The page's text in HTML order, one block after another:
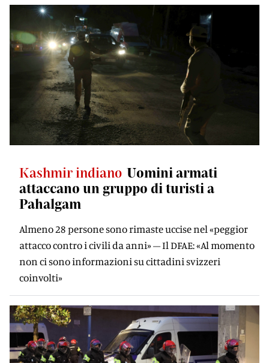
Kashmir indiano Uomini armati
attaccano un gruppo di turisti a
Pahalgam
Almeno 28 persone sono rimaste uccise nel «peggior
attacco contro i civili da anni» – Il DFAE: «Al momento
non ci sono informazioni su cittadini svizzeri
coinvolti»